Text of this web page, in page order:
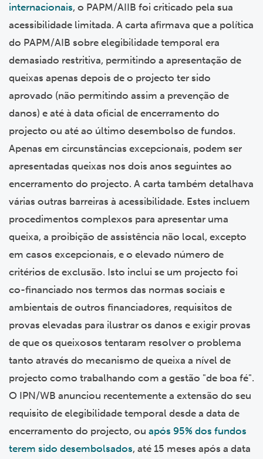
internacionais, o PAPM/AIIB foi criticado pela sua
acessibilidade limitada. A carta afirmava que a política
do PAPM/AIB sobre elegibilidade temporal era
demasiado restritiva, permitindo a apresentação de
queixas apenas depois de o projecto ter sido
aprovado (não permitindo assim a prevenção de
danos) e até à data oficial de encerramento do
projecto ou até ao último desembolso de fundos.
Apenas em circunstâncias excepcionais, podem ser
apresentadas queixas nos dois anos seguintes ao
encerramento do projecto. A carta também detalhava
várias outras barreiras à acessibilidade. Estes incluem
procedimentos complexos para apresentar uma
queixa, a proibição de assistência não local, excepto
em casos excepcionais, e o elevado número de
critérios de exclusão. Isto inclui se um projecto foi
co-financiado nos termos das normas sociais e
ambientais de outros financiadores, requisitos de
provas elevadas para ilustrar os danos e exigir provas
de que os queixosos tentaram resolver o problema
tanto através do mecanismo de queixa a nível de
projecto como trabalhando com a gestão "de boa fé".
O IPN/WB anunciou recentemente a extensão do seu
requisito de elegibilidade temporal desde a data de
encerramento do projecto, ou após 95% dos fundos
terem sido desembolsados, até 15 meses após a data